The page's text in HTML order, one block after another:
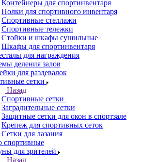
Контейнеры для спортинвентаря
Полки для спортивного инвентаря
Спортивные стеллажи
Спортивные тележки
Стойки и шкафы сушильные
Шкафы для спортинвентаря
для награждения
деления залов
для раздевалок
сетки
Назад
Спортивные сетки
Заградительные сетки
Защитные сетки для окон в спортзале
Крепеж для спортивных сеток
Сетки для лазания
спортивные
для зрителей
Назад